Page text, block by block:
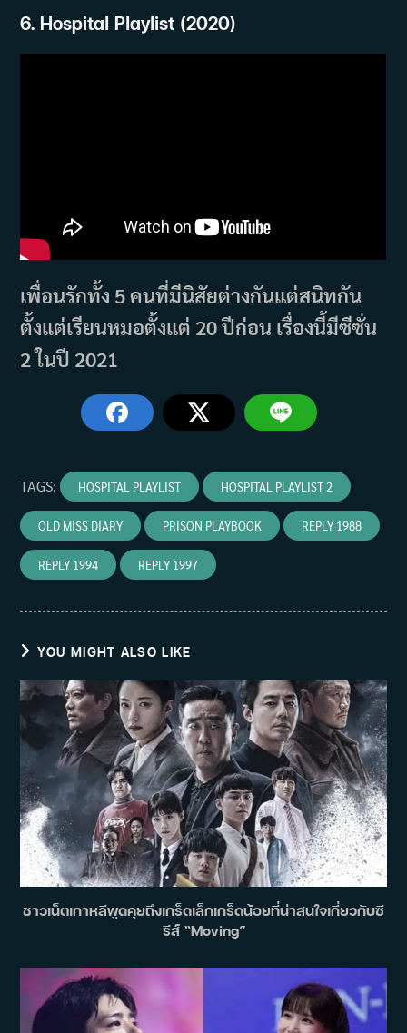
6. Hospital Playlist (2020)
เพื่อนรักทั้ง 5 คนที่มีนิสัยต่างกันแต่สนิทกัน
ตั้งแต่เรียนหมอตั้งแต่ 20 ปีก่อน เรื่องนี้มีซีซั่น
2 ในปี 2021
TAGS: HOSPITAL PLAYLIST HOSPITAL PLAYLIST 2
OLD MISS DIARY PRISON PLAYBOOK REPLY 1988
REPLY 1994 REPLY 1997
YOU MIGHT ALSO LIKE
ชาวเน็ตเกาหลีพูดคุยถึงเกร็ดเล็กเกร็ดน้อยที่น่าสนใจเกี่ยวกับซี
รีส์ “Moving”